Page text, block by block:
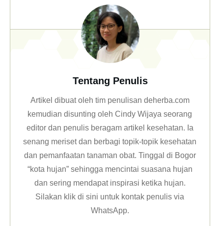
Tentang Penulis
Artikel dibuat oleh tim penulisan deherba.com
kemudian disunting oleh Cindy Wijaya seorang
editor dan penulis beragam artikel kesehatan. Ia
senang meriset dan berbagi topik-topik kesehatan
dan pemanfaatan tanaman obat. Tinggal di Bogor
“kota hujan” sehingga mencintai suasana hujan
dan sering mendapat inspirasi ketika hujan.
Silakan klikdi sini untuk kontak penulis via
WhatsApp.